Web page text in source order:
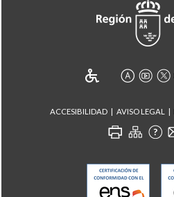
ACCESIBILIDAD AVISO LEGAL